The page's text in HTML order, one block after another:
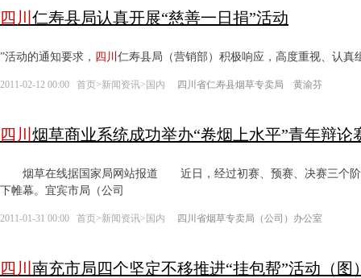
四川 仁寿县局认真开展“慈善一日捐”活动
”活动的通知要求， 四川 仁寿县局（营销部）积极响应，高度重视、认真
2011-02-12 00:00 首页>新闻资讯> 国内 四川省仁寿县烟草专卖局 黄渝芬
四川 烟草商业系统成功举办“卷烟上水平”青年辩论
烟草在线据国家局网站报道 近日，经过初赛、预赛、决赛三个阶
下帷幕。宜宾市局（公司
2011-01-31 00:00 首页>新闻资讯> 国内 四川省烟草专卖局（公司）办公室
四川 南充市局四个坚定不移推进“挂包帮”活动（图